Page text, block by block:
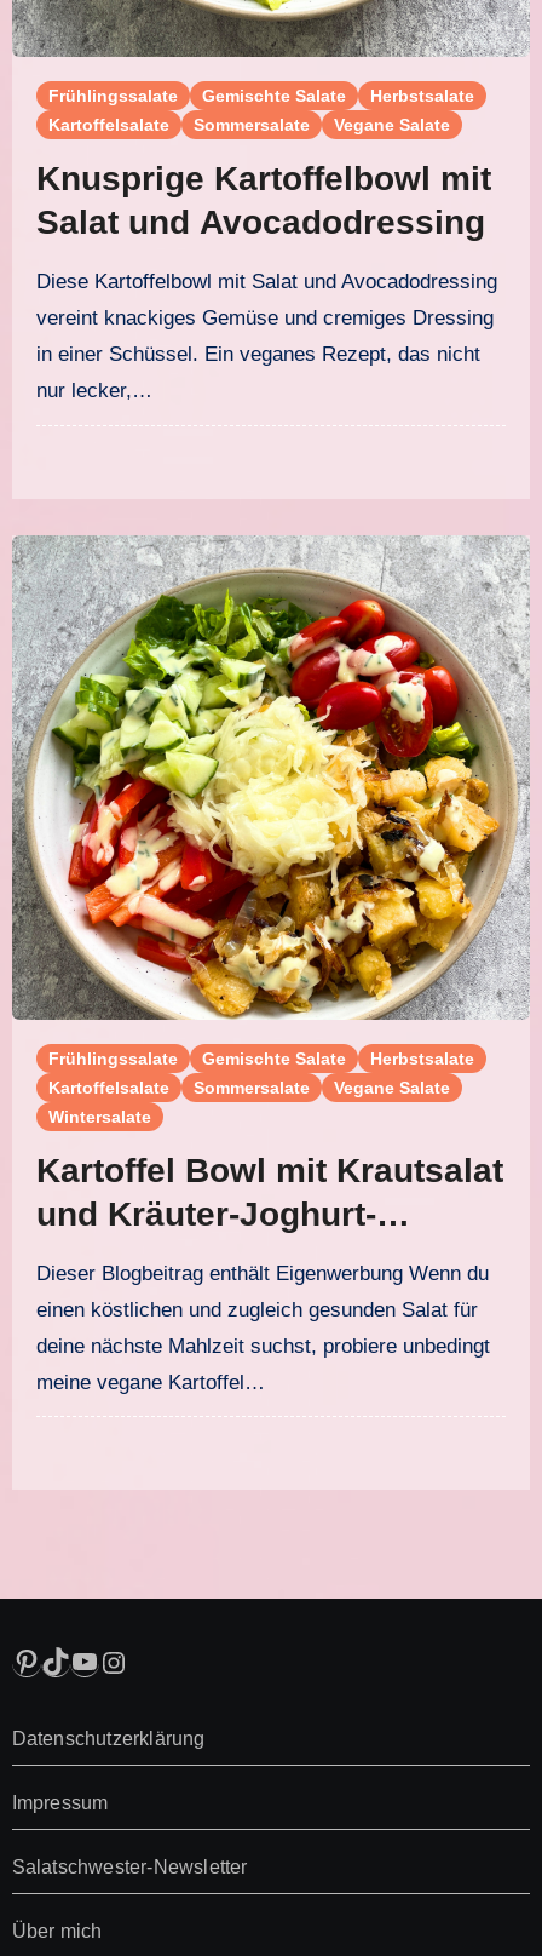
Frühlingssalate Gemischte Salate
Herbstsalate
Kartoffelsalate
Sommersalate Vegane Salate
Knusprige Kartoffelbowl mit
Salat und Avocadodressing
Diese Kartoffelbowl mit Salat und Avocadodressing
vereint knackiges Gemüse und cremiges Dressing
in einer Schüssel. Ein veganes Rezept, das nicht
nur lecker,…
Frühlingssalate Gemischte Salate
Herbstsalate
Kartoffelsalate
Sommersalate
Vegane Salate
Wintersalate
Kartoffel Bowl mit Krautsalat
und Kräuter-Joghurt-
Dressing
Dieser Blogbeitrag enthält Eigenwerbung Wenn du
einen köstlichen und zugleich gesunden Salat für
deine nächste Mahlzeit suchst, probiere unbedingt
meine vegane Kartoffel…
Pinterest
TikTok
YouTube
Instagram
Datenschutzerklärung
Impressum
Salatschwester-Newsletter
Über mich